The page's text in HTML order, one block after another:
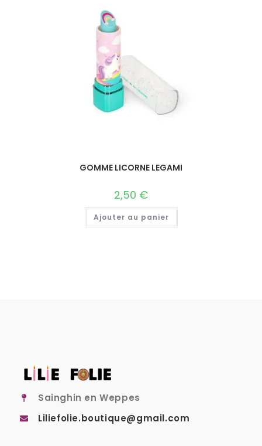
GOMME LICORNE LEGAMI
2,50 €
Ajouter au panier
Sainghin en Weppes
Liliefolie.boutique@gmail.com